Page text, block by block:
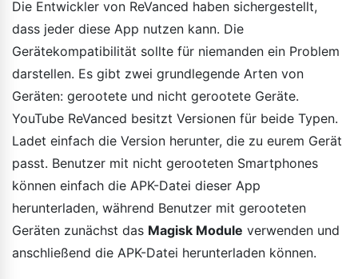
Die Entwickler von ReVanced haben sichergestellt,
dass jeder diese App nutzen kann. Die
Gerätekompatibilität sollte für niemanden ein Problem
darstellen. Es gibt zwei grundlegende Arten von
Geräten: gerootete und nicht gerootete Geräte.
YouTube ReVanced besitzt Versionen für beide Typen.
Ladet einfach die Version herunter, die zu eurem Gerät
passt. Benutzer mit nicht gerooteten Smartphones
können einfach die APK-Datei dieser App
herunterladen, während Benutzer mit gerooteten
Geräten zunächst das Magisk Module verwenden und
anschließend die APK-Datei herunterladen können.